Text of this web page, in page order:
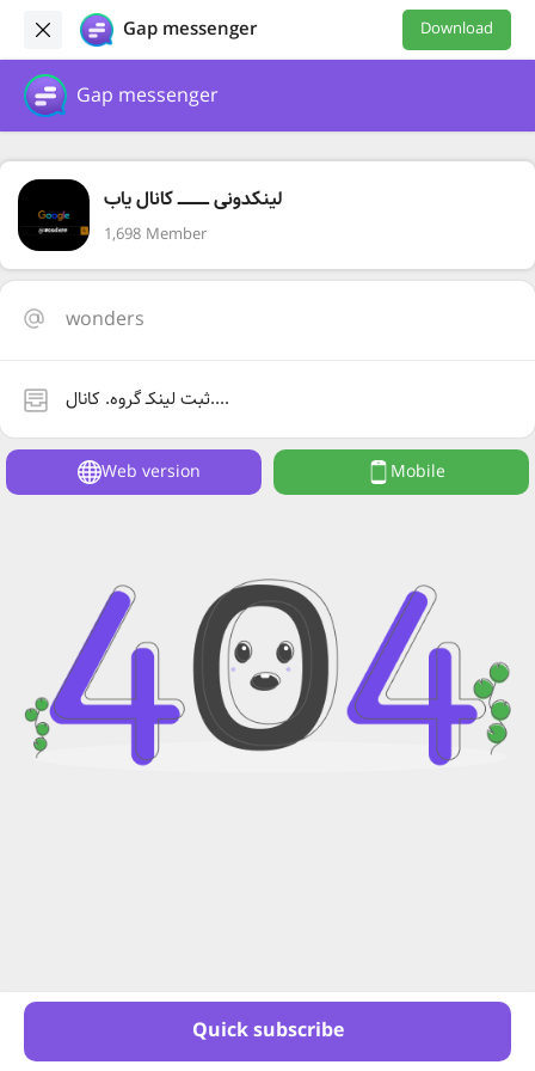
Gap messenger Download
Gap messenger
لینکدونی ـــــــــــــ کانال یاب
1,698 Member
wonders
ثبت لینکـ گروه. کانال....
Quick subscribe
Web version Mobile